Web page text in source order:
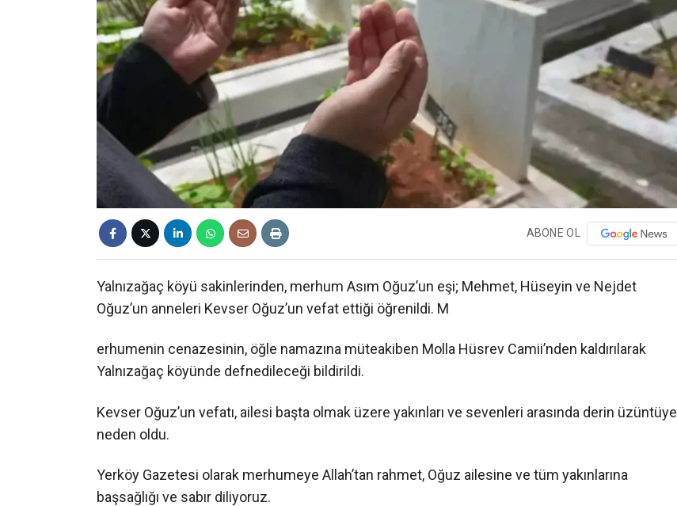
ABONE OL
Yalnızağaç köyü sakinlerinden, merhum Asım Oğuz’un eşi; Mehmet, Hüseyin ve Nejdet
Oğuz’un anneleri Kevser Oğuz’un vefat ettiği öğrenildi. M
erhumenin cenazesinin, öğle namazına müteakiben Molla Hüsrev Camii’nden kaldırılarak
Yalnızağaç köyünde defnedileceği bildirildi.
Kevser Oğuz’un vefatı, ailesi başta olmak üzere yakınları ve sevenleri arasında derin üzüntüye
neden oldu.
Yerköy Gazetesi olarak merhumeye Allah’tan rahmet, Oğuz ailesine ve tüm yakınlarına
başsağlığı ve sabır diliyoruz.